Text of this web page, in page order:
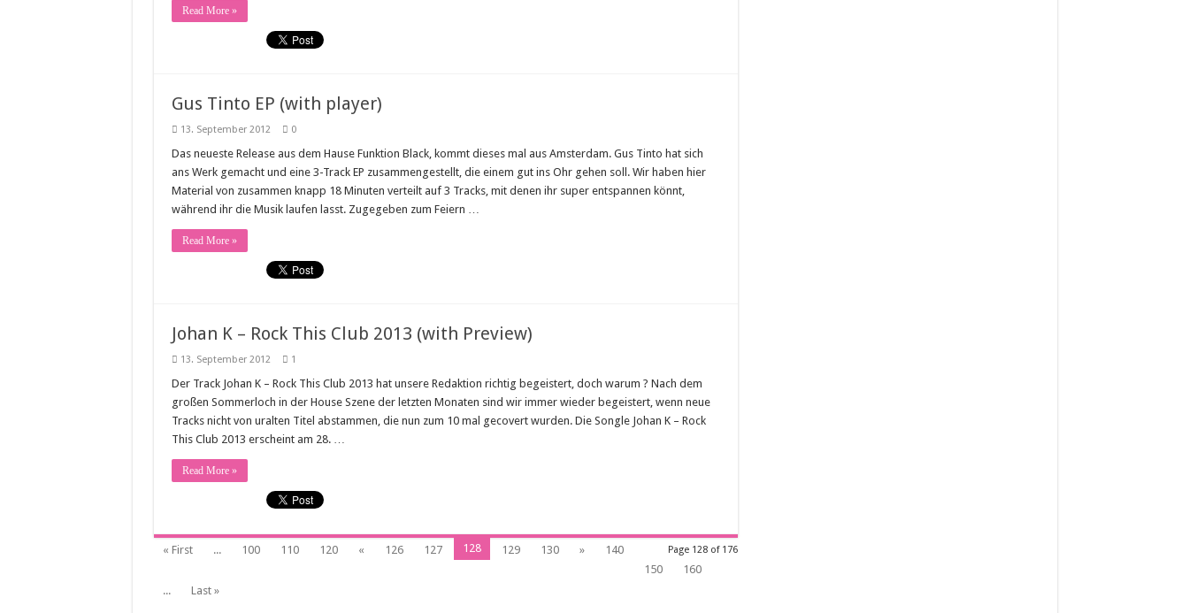
Read More »
Gus Tinto EP (with player)
13. September 2012 0
Das neueste Release aus dem Hause Funktion Black, kommt dieses mal aus Amsterdam. Gus Tinto hat sich
ans Werk gemacht und eine 3-Track EP zusammengestellt, die einem gut ins Ohr gehen soll. Wir haben hier
Material von zusammen knapp 18 Minuten verteilt auf 3 Tracks, mit denen ihr super entspannen könnt,
während ihr die Musik laufen lasst. Zugegeben zum Feiern …
Read More »
Johan K – Rock This Club 2013 (with Preview)
13. September 2012 1
Der Track Johan K – Rock This Club 2013 hat unsere Redaktion richtig begeistert, doch warum ? Nach dem
großen Sommerloch in der House Szene der letzten Monaten sind wir immer wieder begeistert, wenn neue
Tracks nicht von uralten Titel abstammen, die nun zum 10 mal gecovert wurden. Die Songle Johan K – Rock
This Club 2013 erscheint am 28. …
Read More »
Page 128 of 176
« First ... 100 110 120 « 126 127 128 129 130 »
140
150
160
...
Last »